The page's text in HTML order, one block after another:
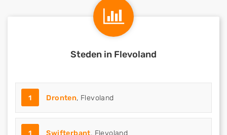
Steden in Flevoland
1 Dronten, Flevoland
1 Swifterbant, Flevoland